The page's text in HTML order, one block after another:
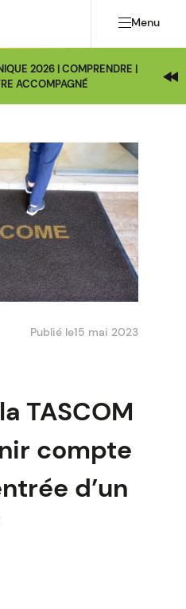
Menu
2026 | COMPRENDRE |
ACCOMPAGNÉ
Publié le15 mai 2023
TASCOM
compte
d’un